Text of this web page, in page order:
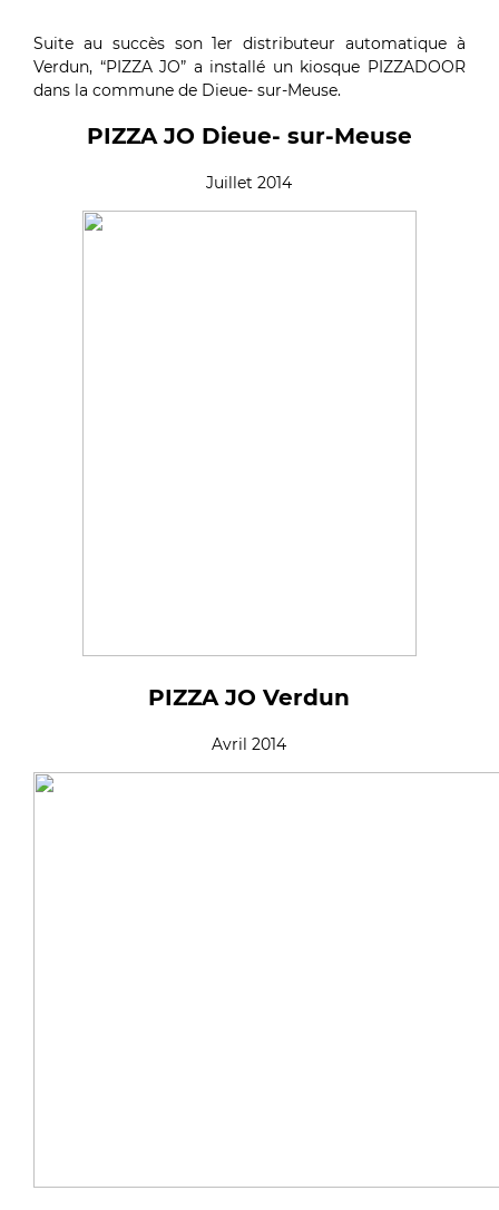
Suite au succès son 1er distributeur automatique à
Verdun, “PIZZA JO” a installé un kiosque PIZZADOOR
dans la commune de Dieue- sur-Meuse.
PIZZA JO Dieue- sur-Meuse
Juillet 2014
PIZZA JO Verdun
Avril 2014